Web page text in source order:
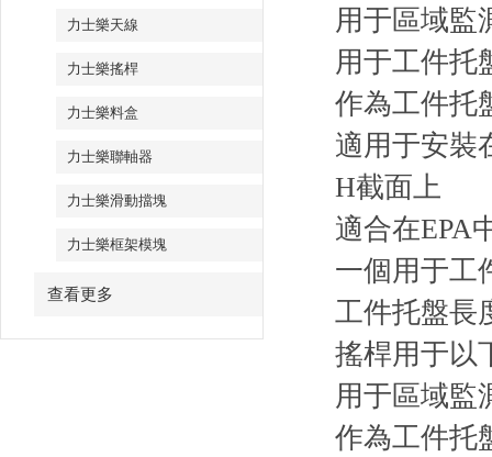
力士樂天線
力士樂搖桿
力士樂料盒
力士樂聯軸器
力士樂滑動擋塊
力士樂框架模塊
查看更多
用于區域監
用于工件托
作為工件托
適用于安裝
H截面上
適合在EPA
一個用于工
工件托盤長
搖桿用于以
用于區域監
作為工件托